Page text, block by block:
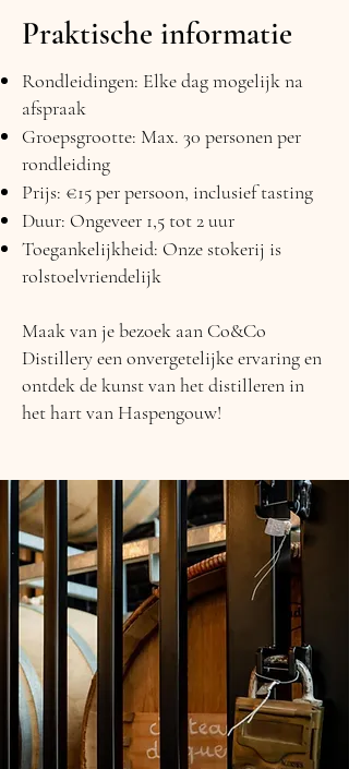
Praktische informatie
Rondleidingen: Elke dag mogelijk na
afspraak
Groepsgrootte: Max. 30 personen per
rondleiding
Prijs: €15 per persoon, inclusief tasting
Duur: Ongeveer 1,5 tot 2 uur
Toegankelijkheid: Onze stokerij is
rolstoelvriendelijk
Maak van je bezoek aan Co&Co
Distillery een onvergetelijke ervaring en
ontdek de kunst van het distilleren in
het hart van Haspengouw!